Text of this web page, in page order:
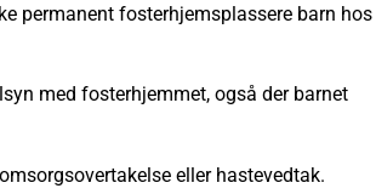
permanent fosterhjemsplassere barn hos
med fosterhjemmet, også der barnet
eller hastevedtak.